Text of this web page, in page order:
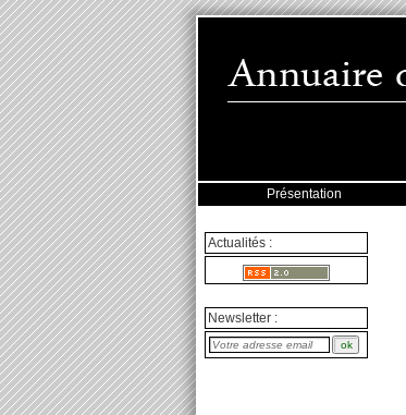
Présentation
Actualités :
Newsletter :